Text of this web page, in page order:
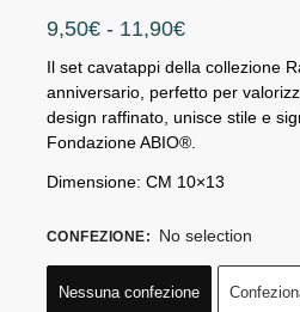
9,50€ - 11,90€
Il set cavatappi della collezione
anniversario, perfetto per
design raffinato, unisce stile e
Fondazione ABIO®.
Dimensione: CM 10×13
CONFEZIONE: No selection
Nessuna confezione